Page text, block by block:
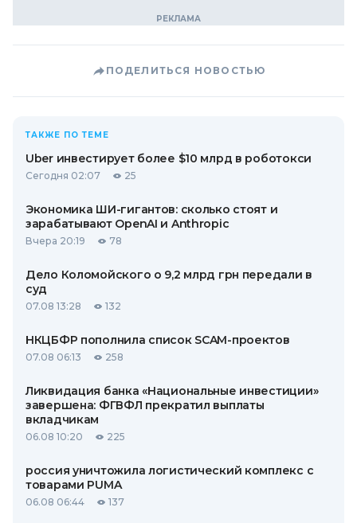
ПОДЕЛИТЬСЯ НОВОСТЬЮ
ТАКЖЕ ПО ТЕМЕ
Uber инвестирует более $10 млрд в роботокси
Сегодня 02:07 25
Экономика ШИ-гигантов: сколько стоят и
зарабатывают OpenAI и Anthropic
Вчера 20:19 78
Дело Коломойского о 9,2 млрд грн передали в
суд
07.08 13:28 132
НКЦБФР пополнила список SCAM-проектов
07.08 06:13 258
Ликвидация банка «Национальные инвестиции»
завершена: ФГВФЛ прекратил выплаты
вкладчикам
06.08 10:20 225
россия уничтожила логистический комплекс с
товарами PUMA
06.08 06:44 137